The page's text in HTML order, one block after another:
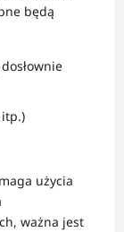
będą
użycia
ważna jest